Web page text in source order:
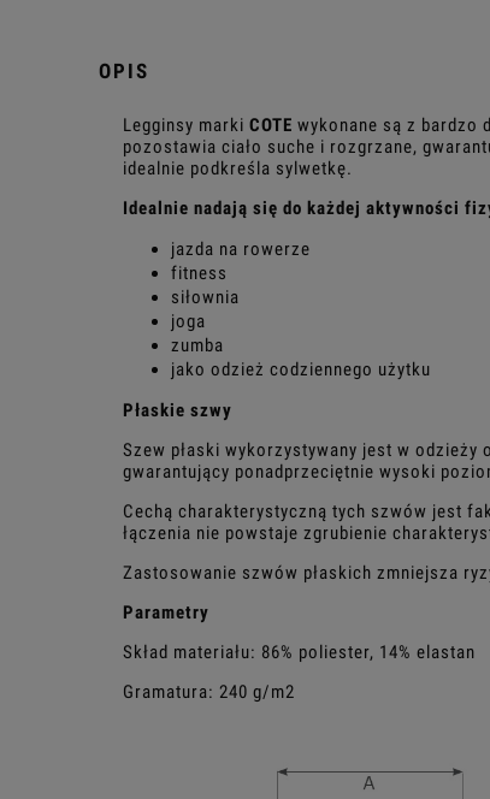
OPIS
Legginsy marki COTE wykonane są z bardzo
pozostawia ciało suche i rozgrzane,
idealnie podkreśla sylwetkę.
Idealnie nadają się do każdej aktywności
jazda na rowerze
fitness
siłownia
joga
zumba
jako odzież codziennego użytku
Płaskie szwy
Szew płaski wykorzystywany jest w
gwarantujący ponadprzeciętnie wysoki
Cechą charakterystyczną tych szwów jest
łączenia nie powstaje zgrubienie
Zastosowanie szwów płaskich zmniejsza
Parametry
Skład materiału: 86% poliester, 14% elastan
Gramatura: 240 g/m2